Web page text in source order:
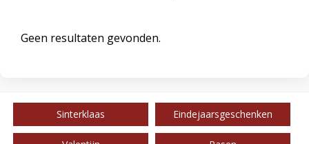
Geen resultaten gevonden.
Sinterklaas Eindejaarsgeschenken